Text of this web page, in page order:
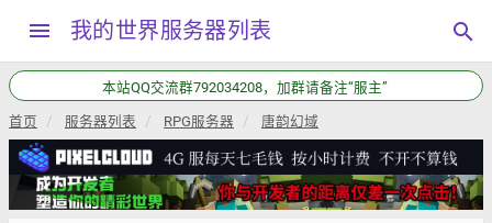
menu 我的世界服务器列表 search
本站QQ交流群792034208，加群请备注“服主”
首页 服务器列表 RPG服务器 唐韵幻域